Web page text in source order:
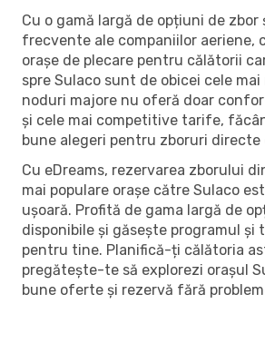
Cu o gamă largă de opțiuni de zbor
frecvente ale companiilor aeriene,
orașe de plecare pentru călătorii
spre Sulaco sunt de obicei cele
noduri majore nu oferă doar
și cele mai competitive tarife,
bune alegeri pentru zboruri directe
Cu eDreams, rezervarea zborului
mai populare orașe către Sulaco
ușoară. Profită de gama largă de
disponibile și găsește programul
pentru tine. Planifică-ți călătoria
pregătește-te să explorezi orașul
bune oferte și rezervă fără